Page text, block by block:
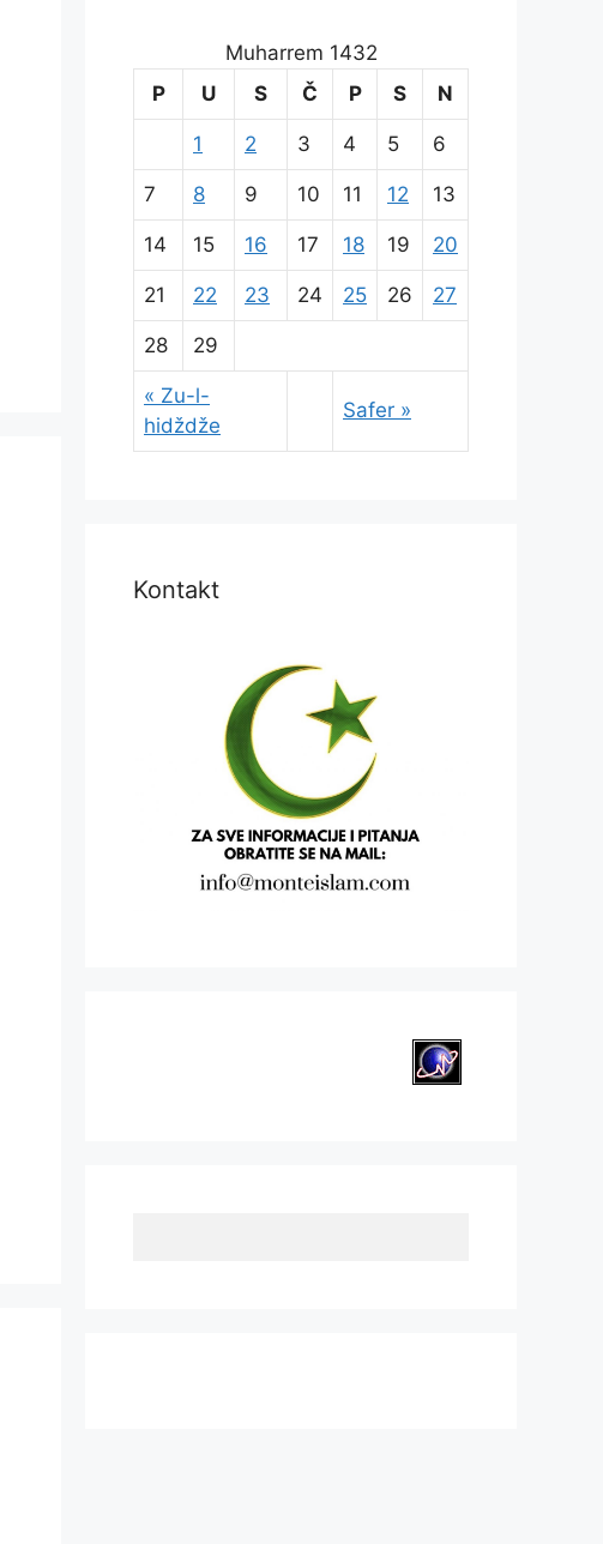
Muharrem 1432
P
U S Č P S N
« Zu-l-
hidždže
Safer »
1 2 3 4 5 6
7 8 9 10 11 12 13
14 15 16 17 18 19 20
21 22 23 24 25 26 27
28 29
Kontakt